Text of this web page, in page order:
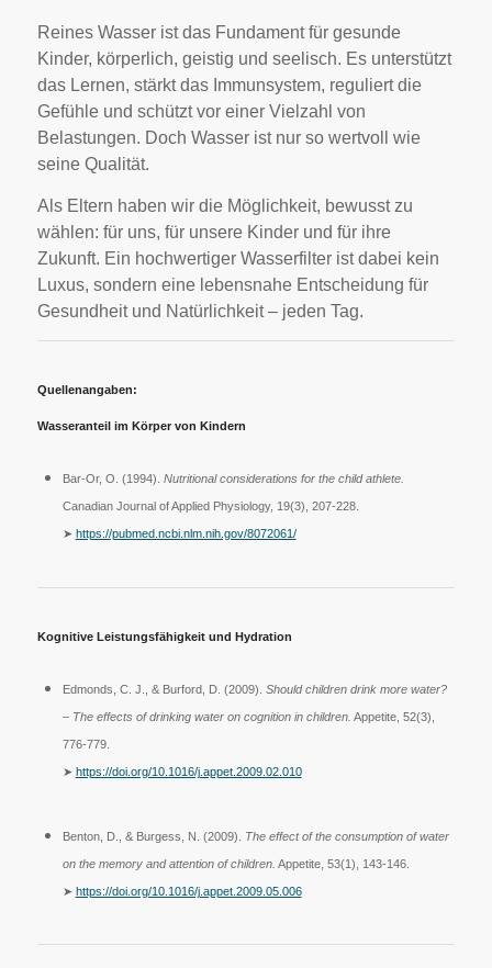
Reines Wasser ist das Fundament für gesunde
Kinder, körperlich, geistig und seelisch. Es unterstützt
das Lernen, stärkt das Immunsystem, reguliert die
Gefühle und schützt vor einer Vielzahl von
Belastungen. Doch Wasser ist nur so wertvoll wie
seine Qualität.
Als Eltern haben wir die Möglichkeit, bewusst zu
wählen: für uns, für unsere Kinder und für ihre
Zukunft. Ein hochwertiger Wasserfilter ist dabei kein
Luxus, sondern eine lebensnahe Entscheidung für
Gesundheit und Natürlichkeit – jeden Tag.
Quellenangaben:
Wasseranteil im Körper von Kindern
Bar-Or, O. (1994). Nutritional considerations for the child athlete.
Canadian Journal of Applied Physiology, 19(3), 207-228.
➤ https://pubmed.ncbi.nlm.nih.gov/8072061/
Kognitive Leistungsfähigkeit und Hydration
Edmonds, C. J., & Burford, D. (2009). Should children drink more water?
– The effects of drinking water on cognition in children. Appetite, 52(3),
776-779.
➤ https://doi.org/10.1016/j.appet.2009.02.010
Benton, D., & Burgess, N. (2009). The effect of the consumption of water
on the memory and attention of children. Appetite, 53(1), 143-146.
➤ https://doi.org/10.1016/j.appet.2009.05.006